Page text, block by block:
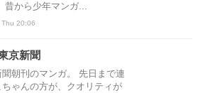
から少年マンガ...
Thu 20:06
京新聞
朝刊のマンガ。 先日まで連
ゃんの方が、クオリティが